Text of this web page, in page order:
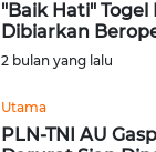
"Baik Hati" Togel
Dibiarkan
2 bulan yang lalu
Utama
PLN-TNI AU